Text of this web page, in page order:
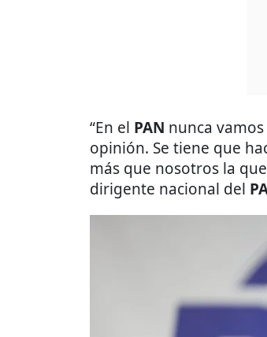
“En el PAN nunca
opinión. Se tiene que
más que nosotros la
dirigente nacional del